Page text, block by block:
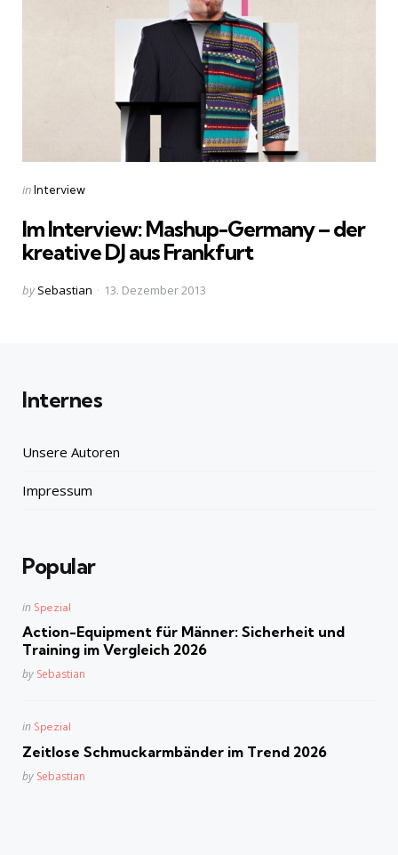
Categories
Posted
inInterview
Im Interview: Mashup-Germany – der
kreative DJ aus Frankfurt
Posted
by Sebastian 13. Dezember 2013
Internes
Unsere Autoren
Impressum
Popular
Posted
in Spezial
Action-Equipment für Männer: Sicherheit und
Training im Vergleich 2026
Posted
by Sebastian
Posted
in Spezial
Zeitlose Schmuckarmbänder im Trend 2026
Posted
by Sebastian